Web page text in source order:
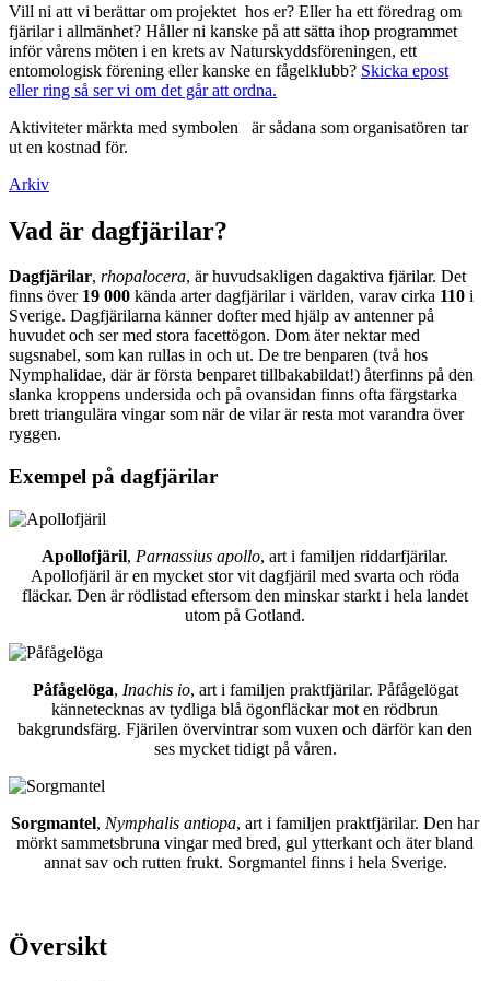
Vill ni att vi berättar om projektet hos er? Eller ha ett föredrag om
fjärilar i allmänhet? Håller ni kanske på att sätta ihop programmet
inför vårens möten i en krets av Naturskyddsföreningen, ett
entomologisk förening eller kanske en fågelklubb? Skicka epost
eller ring så ser vi om det går att ordna.
Aktiviteter märkta med symbolen
är sådana som organisatören tar
ut en kostnad för.
Arkiv
Vad är dagfjärilar?
Dagfjärilar, rhopalocera, är huvudsakligen dagaktiva fjärilar. Det
finns över 19 000 kända arter dagfjärilar i världen, varav cirka 110 i
Sverige. Dagfjärilarna känner dofter med hjälp av antenner på
huvudet och ser med stora facettögon. Dom äter nektar med
sugsnabel, som kan rullas in och ut. De tre benparen (två hos
Nymphalidae, där är första benparet tillbakabildat!) återfinns på den
slanka kroppens undersida och på ovansidan finns ofta färgstarka
brett triangulära vingar som när de vilar är resta mot varandra över
ryggen.
Exempel på dagfjärilar
Apollofjäril, Parnassius apollo, art i familjen riddarfjärilar.
Apollofjäril är en mycket stor vit dagfjäril med svarta och röda
fläckar. Den är rödlistad eftersom den minskar starkt i hela landet
utom på Gotland.
Påfågelöga, Inachis io, art i familjen praktfjärilar. Påfågelögat
kännetecknas av tydliga blå ögonfläckar mot en rödbrun
bakgrundsfärg. Fjärilen övervintrar som vuxen och därför kan den
ses mycket tidigt på våren.
Sorgmantel, Nymphalis antiopa, art i familjen praktfjärilar. Den har
mörkt sammetsbruna vingar med bred, gul ytterkant och äter bland
annat sav och rutten frukt. Sorgmantel finns i hela Sverige.
Översikt